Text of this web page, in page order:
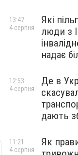
Які
люди з
надає
13:47
4 серпня
Де в
дають
12:53
4 серпня
Як
11:21
4 серпня